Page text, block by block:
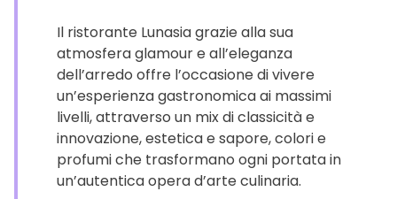
Il ristorante Lunasia grazie alla sua
atmosfera glamour e all’eleganza
dell’arredo offre l’occasione di vivere
un’esperienza gastronomica ai massimi
livelli, attraverso un mix di classicità e
innovazione, estetica e sapore, colori e
profumi che trasformano ogni portata in
un’autentica opera d’arte culinaria.